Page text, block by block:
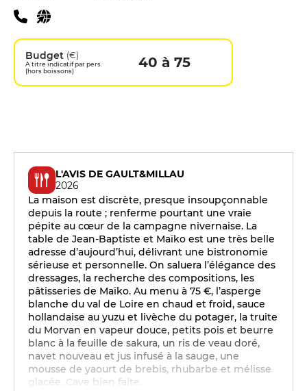
Budget (€)
A titre indicatif par pers.
(hors boissons)
40 à 75
L'AVIS DE GAULT&MILLAU
2026
La maison est discrète, presque insoupçonnable
depuis la route ; renferme pourtant une vraie
pépite au cœur de la campagne nivernaise. La
table de Jean-Baptiste et Maïko est une très belle
adresse d’aujourd’hui, délivrant une bistronomie
sérieuse et personnelle. On saluera l’élégance des
dressages, la recherche des compositions, les
pâtisseries de Maïko. Au menu à 75 €, l’asperge
blanche du val de Loire en chaud et froid, sauce
hollandaise au yuzu et livèche du potager, la truite
du Morvan en vapeur douce, petits pois et beurre
blanc à la feuille de sakura, un ris de veau doré,
navet nouveau et jus infusé à la sauge, une
mousse de yaourt de brebis, rhubarbe et mélisse
glacée. Cave bien faite.